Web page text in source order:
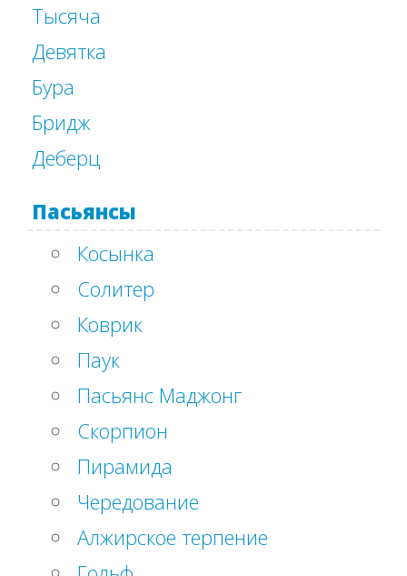
Тысяча
Девятка
Бура
Бридж
Деберц
Пасьянсы
Косынка
Солитер
Коврик
Паук
Пасьянс Маджонг
Скорпион
Пирамида
Чередование
Алжирское терпение